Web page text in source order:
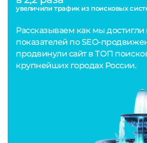
увеличили трафик из поисковых
Рассказываем как мы
показателей по SEO-
продвинули сайт в ТОП
крупнейших городах России.